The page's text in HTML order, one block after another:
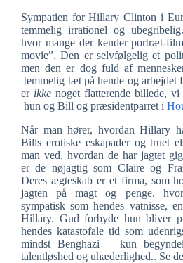
Sympatien for Hillary Clinton i
temmelig irrationel og
hvor mange der kender portræt-
movie”. Den er selvfølgelig et
men den er dog fuld af
temmelig tæt på hende og arbejdet
er ikkenoget flatterende billede, vi
hun og Bill og præsidentparret i
Når man hører, hvordan Hillary
Bills erotiske eskapader og truet
man ved, hvordan de har jagtet
er de nøjagtig som Claire og
Deres ægteskab er et firma, som
jagten på magt og penge.
sympatisk som hendes vatnisse,
Hillary. Gud forbyde hun bliver
hendes katastofale tid som
mindst Benghazi – kun
talentløshed og uhæderlighed.. Se